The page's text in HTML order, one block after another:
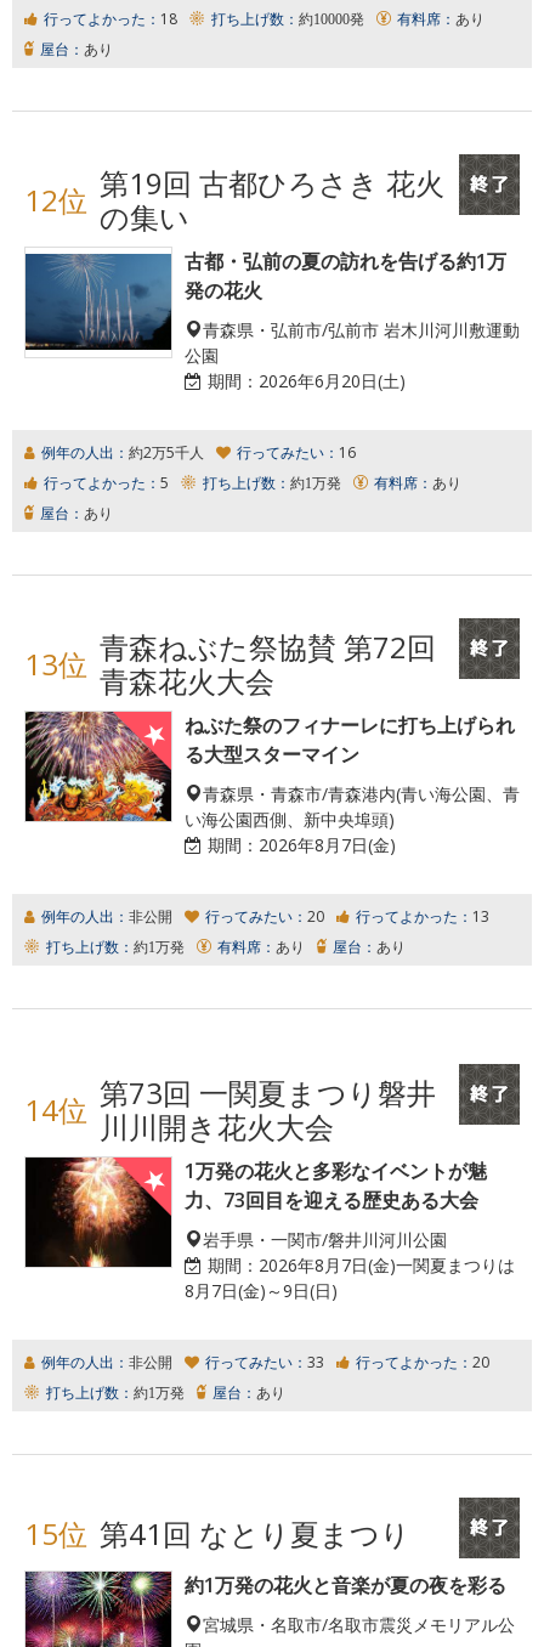
行ってよかった： 18 打ち上げ数： 約10000発 有料席： あり
屋台： あり
12位 第19回 古都ひろさき 花火
の集い
古都・弘前の夏の訪れを告げる約1万
発の花火
青森県・弘前市/弘前市 岩木川河川敷運動
公園
期間： 2026年6月20日(土)
例年の人出： 約2万5千人 行ってみたい： 16
行ってよかった： 5 打ち上げ数： 約1万発 有料席： あり
屋台： あり
13位 青森ねぶた祭協賛 第72回
青森花火大会
ねぶた祭のフィナーレに打ち上げられ
る大型スターマイン
青森県・青森市/青森港内(青い海公園、青
い海公園西側、新中央埠頭)
期間： 2026年8月7日(金)
例年の人出： 非公開 行ってみたい： 20 行ってよかった： 13
打ち上げ数： 約1万発 有料席： あり 屋台： あり
14位 第73回 一関夏まつり磐井
川川開き花火大会
1万発の花火と多彩なイベントが魅
力、73回目を迎える歴史ある大会
岩手県・一関市/磐井川河川公園
期間： 2026年8月7日(金)一関夏まつりは
8月7日(金)～9日(日)
例年の人出： 非公開 行ってみたい： 33 行ってよかった： 20
打ち上げ数： 約1万発 屋台： あり
15位 第41回 なとり夏まつり
約1万発の花火と音楽が夏の夜を彩る
宮城県・名取市/名取市震災メモリアル公